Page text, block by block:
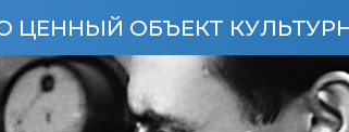
ОБЪЕКТ КУЛЬТУРНОГО